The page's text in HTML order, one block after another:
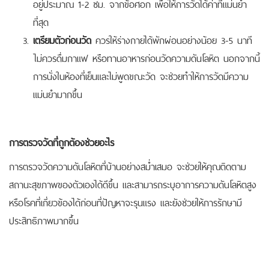
ที่สุด
เตรียมตัวก่อนวัด ควรให้ร่างกายได้พักผ่อนอย่างน้อย 3-5 นาที
ไม่ควรดื่มกาแฟ หรือทานอาหารก่อนวัดความดันโลหิต นอกจากนี้
การนั่งในห้องที่เย็นและไม่พูดขณะวัด จะช่วยทำให้การวัดมีความ
แม่นยำมากขึ้น
การตรวจวัดที่ถูกต้องช่วยอะไร
การตรวจวัดความดันโลหิตที่บ้านอย่างสม่ำเสมอ จะช่วยให้คุณติดตาม
สถานะสุขภาพของตัวเองได้ดีขึ้น และสามารถระบุอาการความดันโลหิตสูง
หรือโรคที่เกี่ยวข้องได้ก่อนที่ปัญหาจะรุนแรง และยังช่วยให้การรักษามี
ประสิทธิภาพมากขึ้น